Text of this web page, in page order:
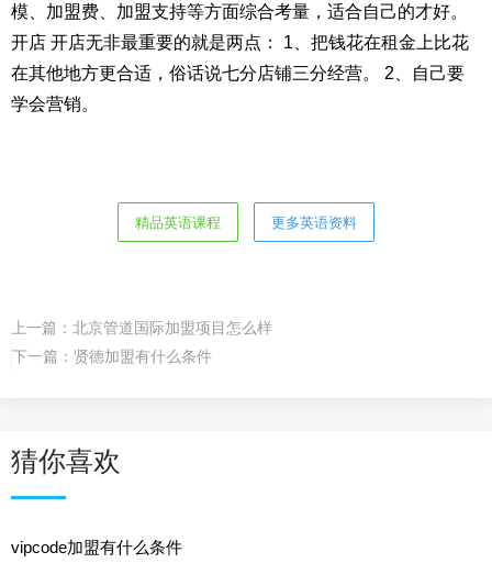
模、加盟费、加盟支持等方面综合考量，适合自己的才好。
开店 开店无非最重要的就是两点： 1、把钱花在租金上比花
在其他地方更合适，俗话说七分店铺三分经营。 2、自己要
学会营销。
精品英语课程 更多英语资料
上一篇： 北京管道国际加盟项目怎么样
下一篇： 贤德加盟有什么条件
猜你喜欢
vipcode加盟有什么条件